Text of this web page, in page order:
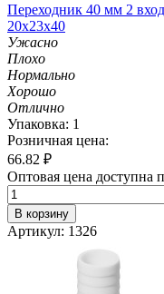
Переходник 40 мм 2
20х23х40
Ужасно
Плохо
Нормально
Хорошо
Отлично
Упаковка: 1
Розничная цена:
66.82 ₽
Оптовая цена доступна
В корзину
Артикул: 1326